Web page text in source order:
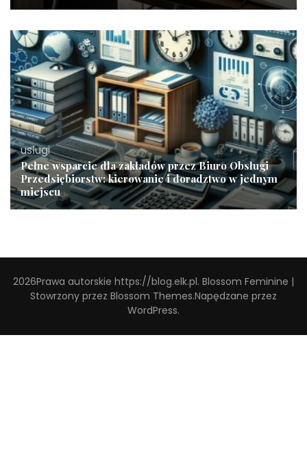
usługi
Pełne wsparcie dla zakładów przez Biuro Obsługi
Przedsiębiorstw: kierowanie i doradztwo w jednym
miejscu
2026Prawa autorskie https://blog.elk.pl. Blossom Feminine |
Stowrzony przez Blossom Themes.Napędzane przez
WordPress.